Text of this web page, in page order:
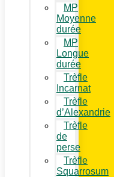
MP
Moyenne
durée
MP
Longue
durée
Trèfle
Incarnat
Trèfle
d’Alexandrie
Trèfle
de
perse
Trèfle
Squarrosum